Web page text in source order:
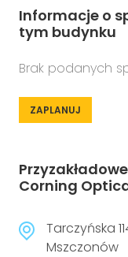
Informacje o
tym budynku
Brak podanych
ZAPLANUJ
Corning
Tarczyńska
Mszczonów